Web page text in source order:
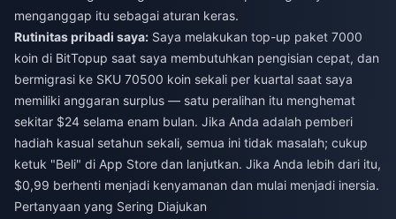
menganggap itu sebagai aturan keras.
Rutinitas pribadi saya: Saya melakukan top-up paket 7000
koin di BitTopup saat saya membutuhkan pengisian cepat, dan
bermigrasi ke SKU 70500 koin sekali per kuartal saat saya
memiliki anggaran surplus — satu peralihan itu menghemat
sekitar $24 selama enam bulan. Jika Anda adalah pemberi
hadiah kasual setahun sekali, semua ini tidak masalah; cukup
ketuk "Beli" di App Store dan lanjutkan. Jika Anda lebih dari itu,
$0,99 berhenti menjadi kenyamanan dan mulai menjadi inersia.
Pertanyaan yang Sering Diajukan